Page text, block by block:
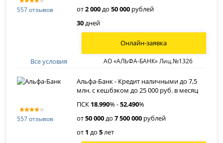
557 отзывов
от2 000до50 000 рублей
30дней
Все условия АО «АЛЬФА-БАНК» Лиц.№1326
Онлайн-заявка
557 отзывов
Альфа-Банк - Кредит наличными до 7,5
млн. с кешбэком до 25 000 руб. в месяц
ПСК 18,990% -52,490%
от50 000до7 500 000 рублей
от 1 до5лет